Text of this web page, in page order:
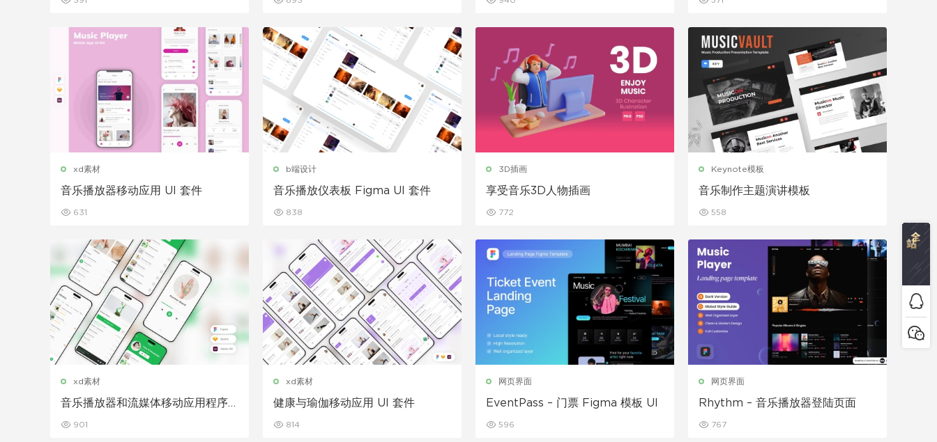
xd素材
音乐播放器移动应用 UI 套件
631
b端设计
音乐播放仪表板 Figma UI 套件
838
3D插画
享受音乐3D人物插画
772
Keynote模板
音乐制作主题演讲模板
558
xd素材
音乐播放器和流媒体移动应用程序
901
xd素材
健康与瑜伽移动应用 UI 套件
814
网页界面
EventPass – 门票 Figma 模板 UI
596
网页界面
Rhythm – 音乐播放器登陆页面
767